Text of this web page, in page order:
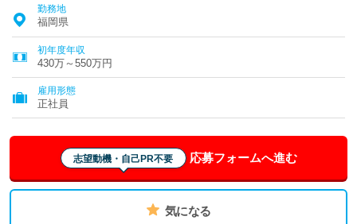
勤務地
福岡県
初年度年収
430万～550万円
雇用形態
正社員
志望動機・自己PR不要 応募フォームへ進む
気になる